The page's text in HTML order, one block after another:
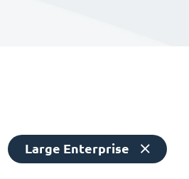
Large Enterprise